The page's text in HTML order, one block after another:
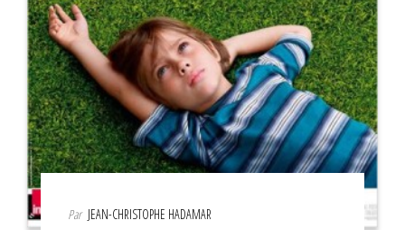
Par JEAN-CHRISTOPHE HADAMAR